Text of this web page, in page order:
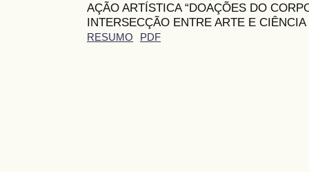
AÇÃO ARTÍSTICA “DOAÇÕES DO
INTERSECÇÃO ENTRE ARTE E CIÊNCIA
RESUMO PDF